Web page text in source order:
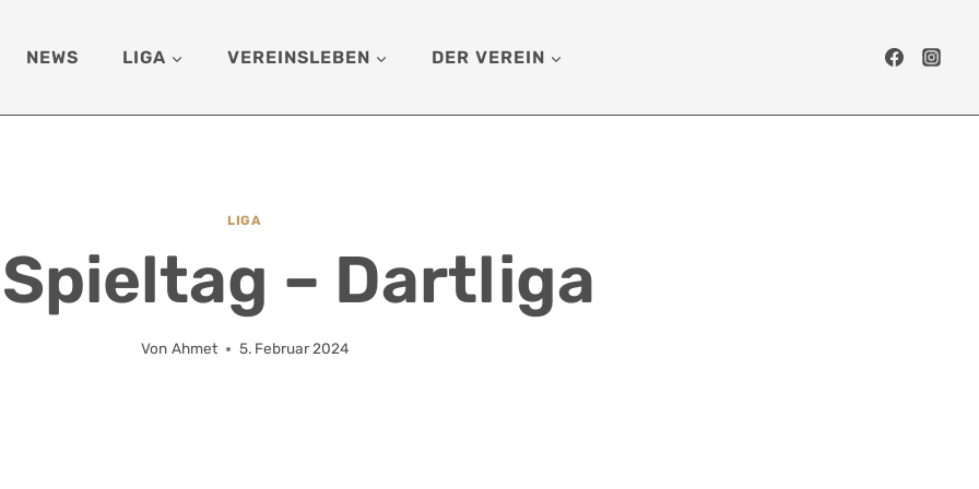
NEWS LIGA VEREINSLEBEN DER VEREIN
LIGA
– Dartliga
Von Ahmet 5. Februar 2024